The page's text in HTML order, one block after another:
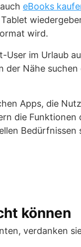
eBooks
wird.
User im Urlaub
der Nähe suchen
Apps, die
die Funktionen
Bedürfnissen
können
verdanken